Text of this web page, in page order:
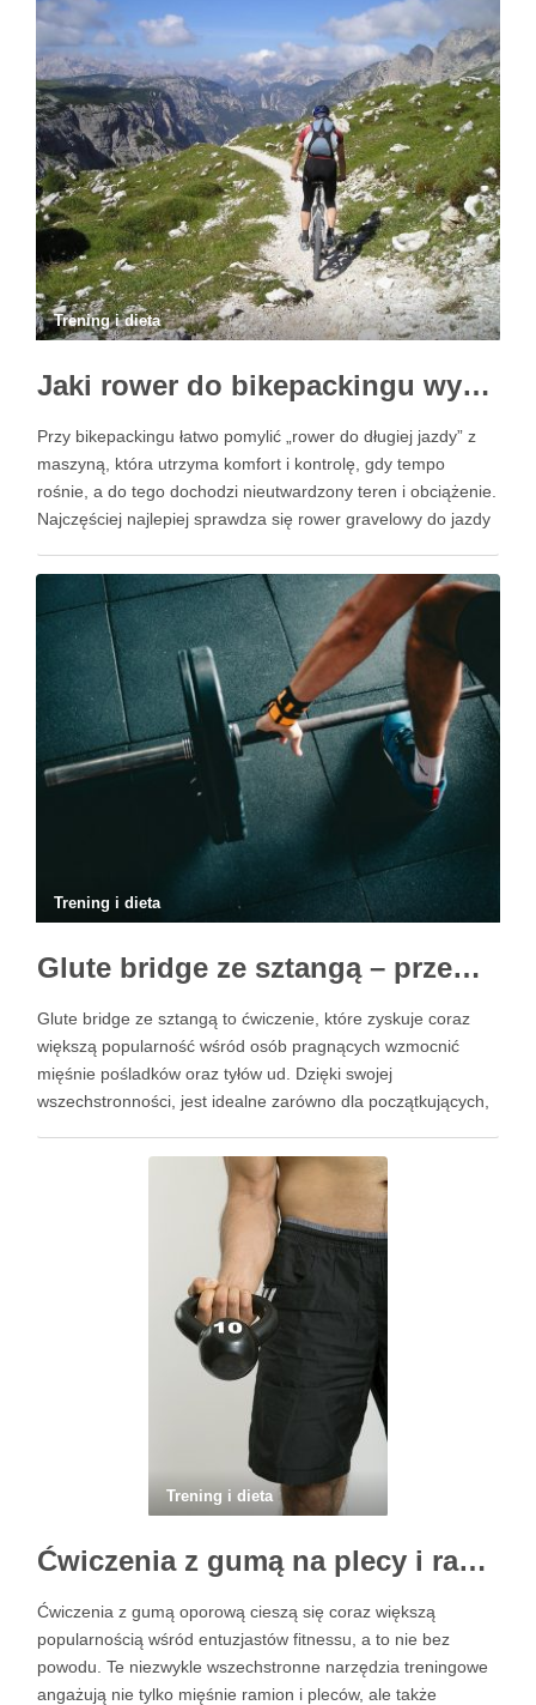
wznosi nie tylko siłę, …
Trening i dieta
Jaki rower do bikepackingu wybrać: trasa, teren, bagaż i dobór sprzętu w praktyce
Przy bikepackingu łatwo pomylić „rower do długiej jazdy” z
maszyną, która utrzyma komfort i kontrolę, gdy tempo
rośnie, a do tego dochodzi nieutwardzony teren i obciążenie.
Najczęściej najlepiej sprawdza się rower gravelowy do jazdy
wyborem do bardziej terenowych przejazdów, ale zwykle jest
cięższe …
Trening i dieta
Glute bridge ze sztangą – przewodnik po ćwiczeniu dla początkujących
Glute bridge ze sztangą to ćwiczenie, które zyskuje coraz
większą popularność wśród osób pragnących wzmocnić
mięśnie pośladków oraz tyłów ud. Dzięki swojej
wszechstronności, jest idealne zarówno dla początkujących,
treningiem. Poziom trudności tego ćwiczenia jest stosunkowo
niski, co sprawia, że każdy może spróbować …
Trening i dieta
Ćwiczenia z gumą na plecy i ramiona – efektywne techniki wzmocnienia
Ćwiczenia z gumą oporową cieszą się coraz większą
popularnością wśród entuzjastów fitnessu, a to nie bez
powodu. Te niezwykle wszechstronne narzędzia treningowe
angażują nie tylko mięśnie ramion i pleców, ale także